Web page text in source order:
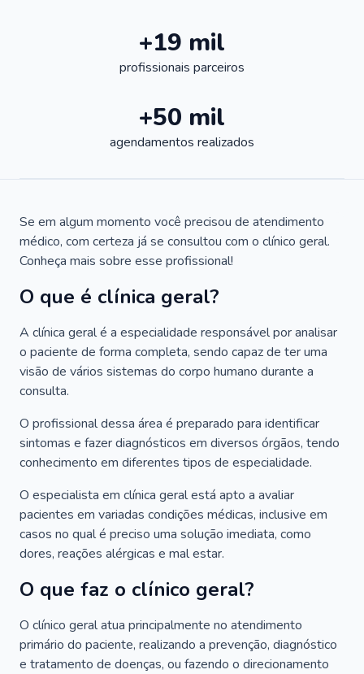
+19 mil
profissionais parceiros
+50 mil
agendamentos realizados
Se em algum momento você precisou de atendimento
médico, com certeza já se consultou com o clínico geral.
Conheça mais sobre esse profissional!
O que é clínica geral?
A clínica geral é a especialidade responsável por analisar
o paciente de forma completa, sendo capaz de ter uma
visão de vários sistemas do corpo humano durante a
consulta.
O profissional dessa área é preparado para identificar
sintomas e fazer diagnósticos em diversos órgãos, tendo
conhecimento em diferentes tipos de especialidade.
O especialista em clínica geral está apto a avaliar
pacientes em variadas condições médicas, inclusive em
casos no qual é preciso uma solução imediata, como
dores, reações alérgicas e mal estar.
O que faz o clínico geral?
O clínico geral atua principalmente no atendimento
primário do paciente, realizando a prevenção, diagnóstico
e tratamento de doenças, ou fazendo o direcionamento